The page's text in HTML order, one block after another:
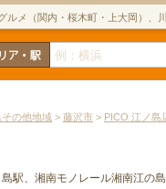
ルメ（関内・桜木町・上大岡）、
の他地域 > 藤沢市 > PICO 江ノ島
駅、湘南モノレール湘南江の